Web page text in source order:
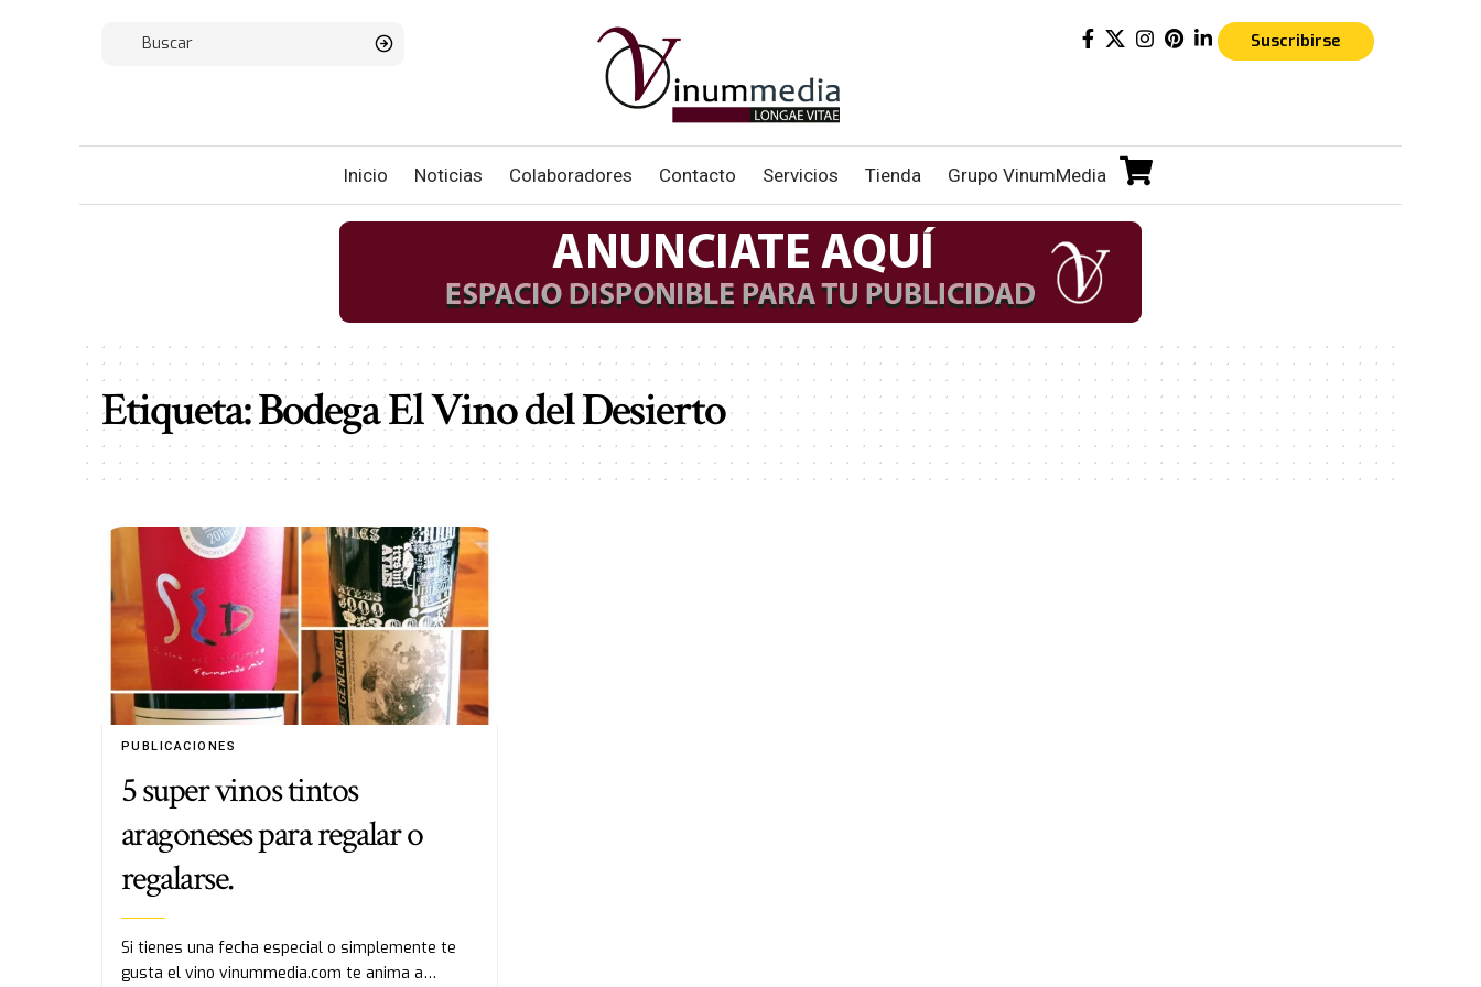
Suscribirse
Inicio Noticias Colaboradores Contacto Servicios Tienda Grupo VinumMedia
Etiqueta:Bodega El Vino del Desierto
PUBLICACIONES
5 super vinos tintos
aragoneses para regalar o
regalarse.
Si tienes una fecha especial o simplemente te
gusta el vino vinummedia.com te anima a…